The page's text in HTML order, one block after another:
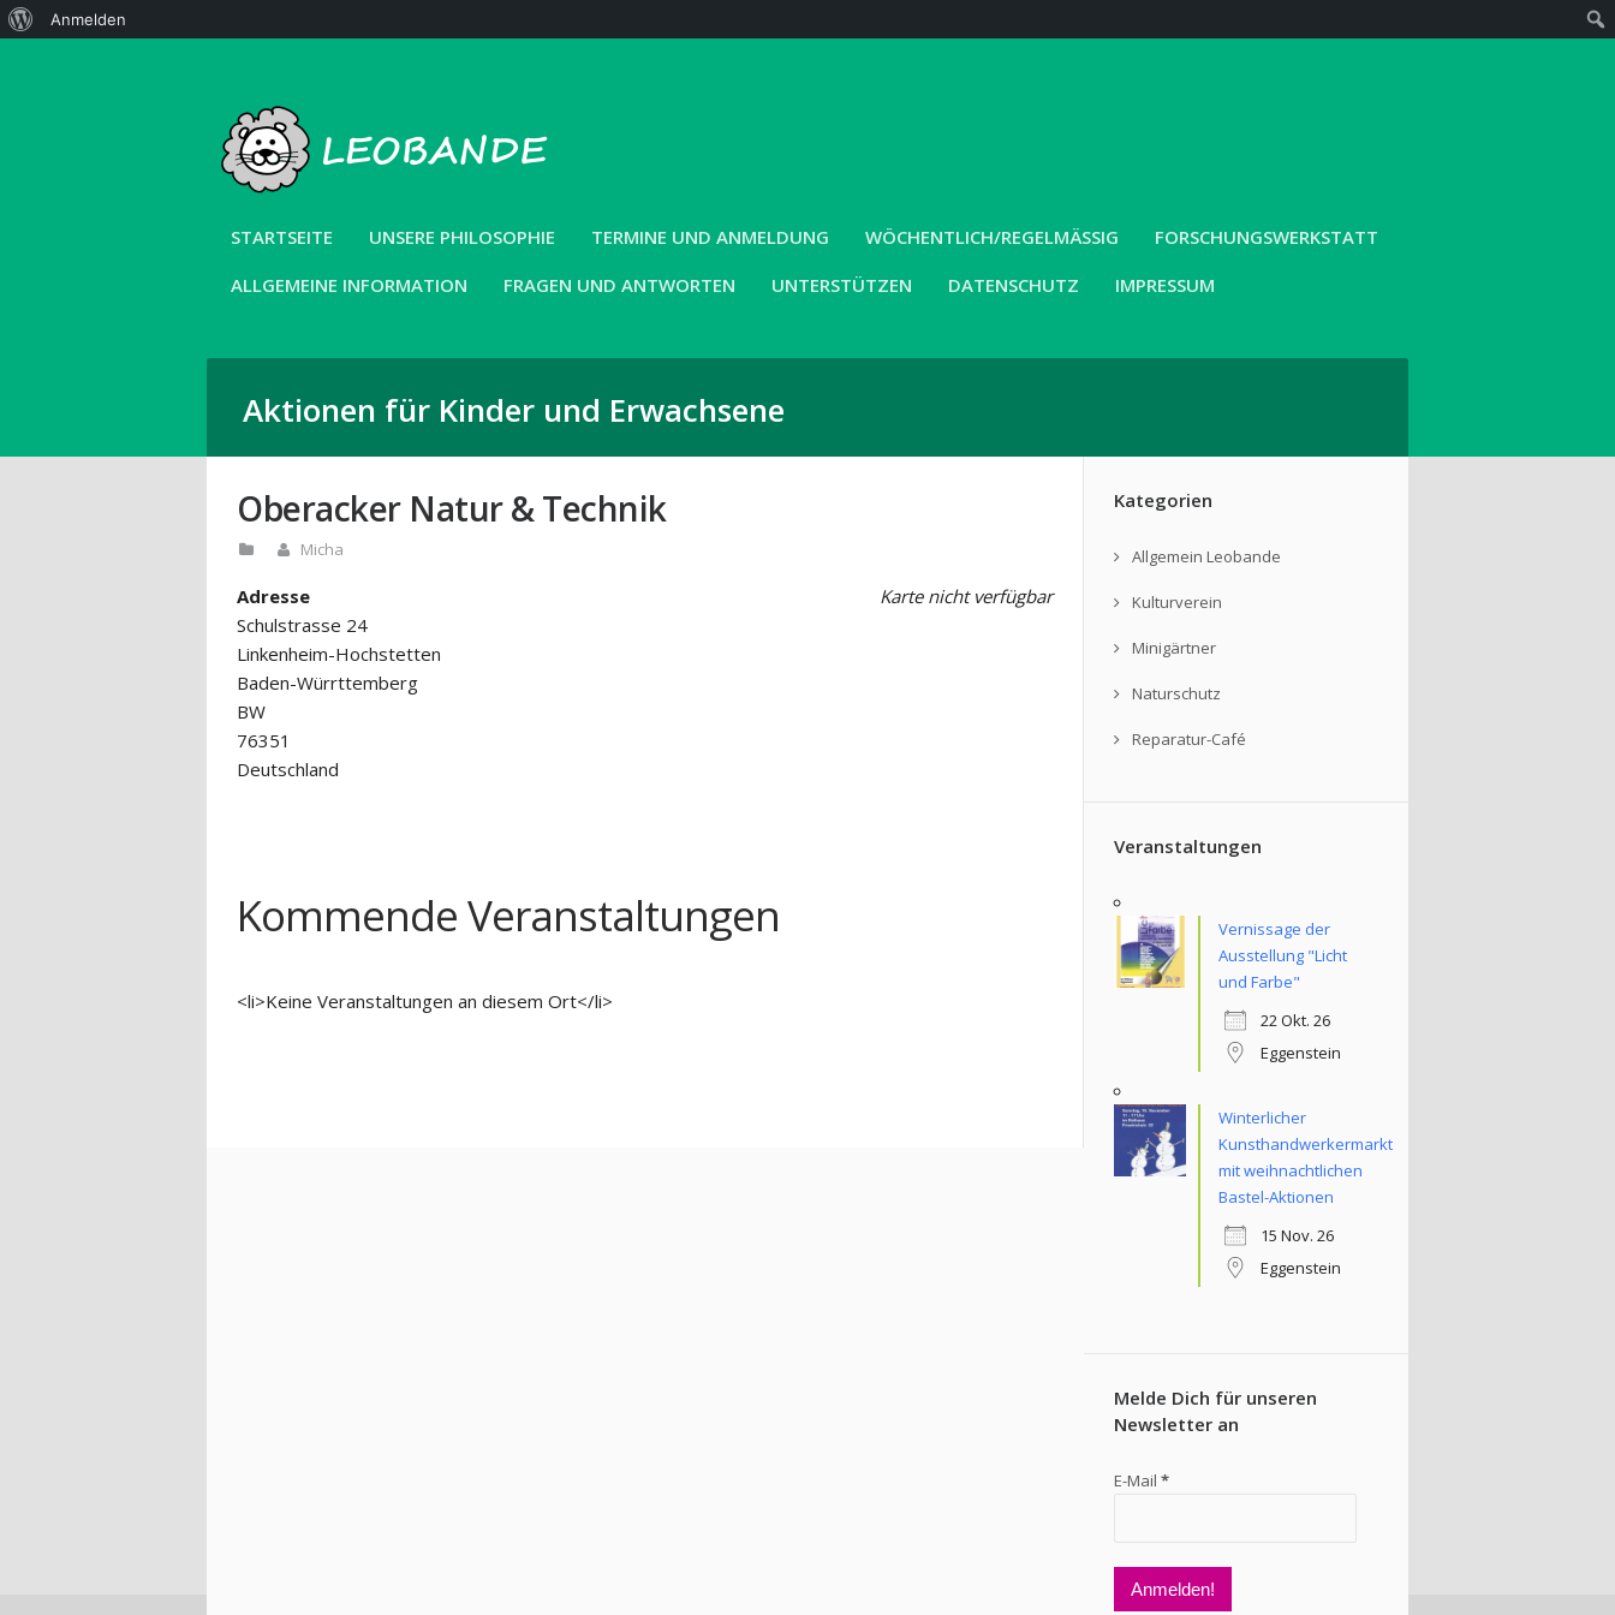
STARTSEITE UNSERE PHILOSOPHIE TERMINE UND ANMELDUNG WÖCHENTLICH/REGELMÄSSIG
FORSCHUNGSWERKSTATT
ALLGEMEINE INFORMATION
FRAGEN UND ANTWORTEN UNTERSTÜTZEN DATENSCHUTZ IMPRESSUM
Aktionen für Kinder und Erwachsene
Oberacker Natur & Technik
Micha
Karte nicht verfügbar
Adresse
Schulstrasse 24
Linkenheim-Hochstetten
Baden-Würrttemberg
BW
76351
Deutschland
Kommende Veranstaltungen
<li>Keine Veranstaltungen an diesem Ort</li>
Kategorien
Allgemein Leobande
Kulturverein
Minigärtner
Naturschutz
Reparatur-Café
Veranstaltungen
Vernissage der
Ausstellung "Licht
und Farbe"
22 Okt. 26
Eggenstein
Winterlicher
Kunsthandwerkermarkt
mit weihnachtlichen
Bastel-Aktionen
15 Nov. 26
Eggenstein
Melde Dich für unseren
Newsletter an
E-Mail *
Über
Anmelden